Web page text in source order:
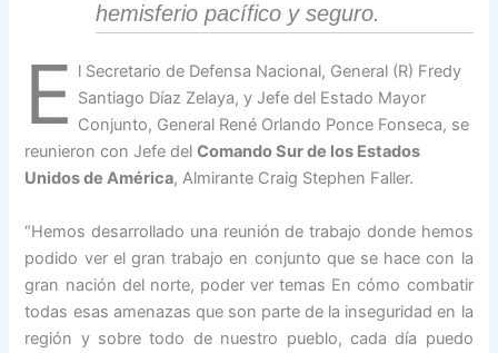
hemisferio pacífico y seguro.
E l Secretario de Defensa Nacional, General (R) Fredy
Santiago Díaz Zelaya, y Jefe del Estado Mayor
Conjunto, General René Orlando Ponce Fonseca, se
reunieron con Jefe delComando Sur de los Estados
Unidos de América, Almirante Craig Stephen Faller.
“Hemos desarrollado una reunión de trabajo donde hemos
podido ver el gran trabajo en conjunto que se hace con la
gran nación del norte, poder ver temas En cómo combatir
todas esas amenazas que son parte de la inseguridad en la
región y sobre todo de nuestro pueblo, cada día puedo